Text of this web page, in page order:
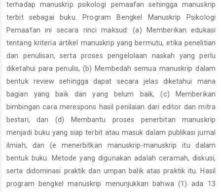
terhadap manuskrip psikologi pemaafan sehingga manuskrip
terbit sebagai buku. Program Bengkel Manuskrip Psikologi
Pemaafan ini secara rinci maksud: (a) Memberikan edukasi
tentang kriteria artikel manuskrip yang bermutu, etika penelitian
dan penulisan, serta proses pengelolaan naskah yang perlu
diketahui para penulis, (b) Membedah semua manuskrip dalam
bentuk review sehingga dapat secara jelas diketahui mana
bagian yang baik dan yang belum baik, (c) Memberikan
bimbingan cara merespons hasil penilaian dari editor dan mitra
bestari, dan (d) Membantu proses penerbitan manuskrip
menjadi buku yang siap terbit atau masuk dalam publikasi jurnal
ilmiah, dan (e menerbitkan manuskrip-manuskrip itu dalam
bentuk buku. Metode yang digunakan adalah ceramah, diskusi,
serta didominasi praktik dan umpan balik atas praktik itu. Hasil
program bengkel manuskrip menunjukkan bahwa (1) ada 13